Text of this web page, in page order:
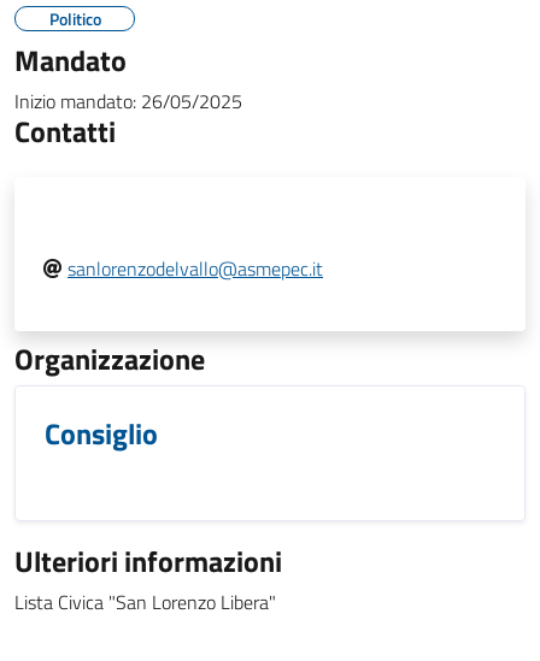
Politico
Mandato
Inizio mandato: 26/05/2025
Contatti
sanlorenzodelvallo@asmepec.it
Organizzazione
Consiglio
Ulteriori informazioni
Lista Civica "San Lorenzo Libera"